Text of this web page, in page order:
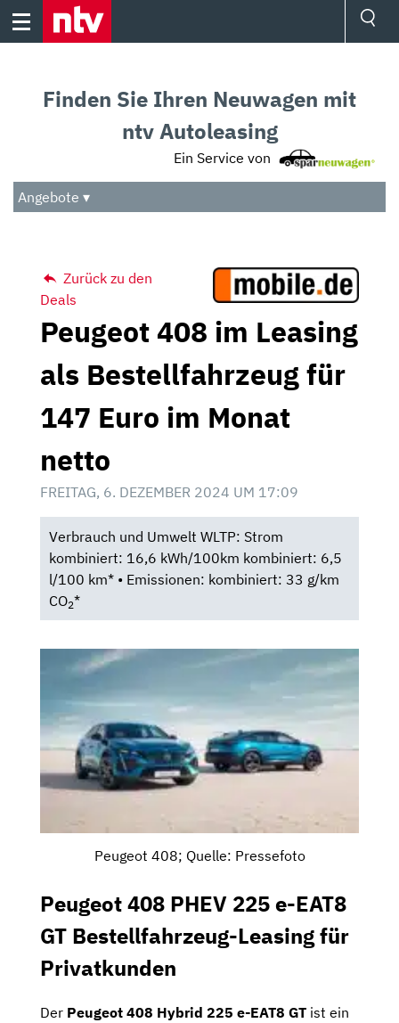
Skip
Audio
Das Beste
Finden Sie Ihren Neuwagen mit
ntv Autoleasing
Ein Service von
Angebote ▾
Zurück zu den
Deals
Peugeot 408 im Leasing
als Bestellfahrzeug für
147 Euro im Monat
netto
FREITAG, 6. DEZEMBER 2024 UM 17:09
Verbrauch und Umwelt WLTP: Strom
kombiniert: 16,6 kWh/100km kombiniert: 6,5
l/100 km* • Emissionen: kombiniert: 33 g/km
CO2*
Peugeot 408; Quelle: Pressefoto
Peugeot 408 PHEV 225 e-EAT8
GT Bestellfahrzeug-Leasing für
Privatkunden
Der Peugeot 408 Hybrid 225 e-EAT8 GT ist ein